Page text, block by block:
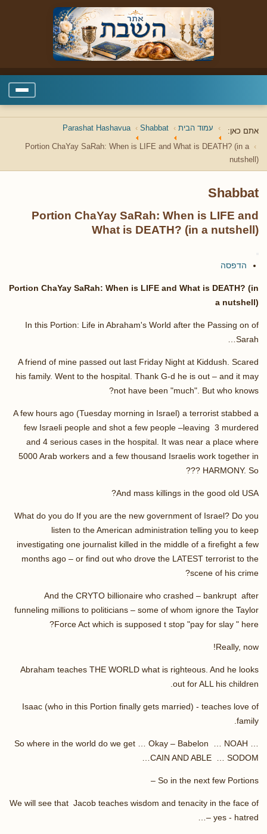
אתם כאן: עמוד הבית Shabbat
Parashat Hashavua
Portion ChaYay SaRah: When is LIFE and What is DEATH? (in a
nutshell)
Shabbat
Portion ChaYay SaRah: When is LIFE and
What is DEATH? (in a nutshell)
הדפסה
Portion ChaYay SaRah: When is LIFE and What is DEATH? (in
a nutshell)
In this Portion: Life in Abraham's World after the Passing on of
Sarah…
A friend of mine passed out last Friday Night at Kiddush. Scared
his family. Went to the hospital. Thank G-d he is out – and it may
not have been "much". But who knows?
A few hours ago (Tuesday morning in Israel) a terrorist stabbed a
few Israeli people and shot a few people –leaving 3 murdered
and 4 serious cases in the hospital. It was near a place where
5000 Arab workers and a few thousand Israelis work together in
HARMONY. So ???
And mass killings in the good old USA?
What do you do If you are the new government of Israel? Do you
listen to the American administration telling you to keep
investigating one journalist killed in the middle of a firefight a few
months ago – or find out who drove the LATEST terrorist to the
scene of his crime?
And the CRYTO billionaire who crashed – bankrupt after
funneling millions to politicians – some of whom ignore the Taylor
Force Act which is supposed t stop "pay for slay " here?
Really, now!
Abraham teaches THE WORLD what is righteous. And he looks
out for ALL his children.
Isaac (who in this Portion finally gets married) - teaches love of
family.
So where in the world do we get … Okay – Babelon … NOAH …
CAIN AND ABLE … SODOM…
So in the next few Portions –
We will see that Jacob teaches wisdom and tenacity in the face of
– yes - hatred…